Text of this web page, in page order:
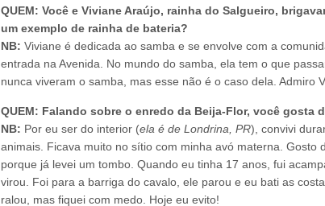
QUEM: Você e Viviane Araújo, rainha do Salgueiro,
um exemplo de rainha de bateria?
NB: Viviane é dedicada ao samba e se envolve com a
entrada na Avenida. No mundo do samba, ela tem o que
nunca viveram o samba, mas esse não é o caso dela. Admiro
QUEM: Falando sobre o enredo da Beija-Flor, você gosta
NB: Por eu ser do interior (ela é de Londrina, PR), convivi
animais. Ficava muito no sítio com minha avó materna. Gosto
porque já levei um tombo. Quando eu tinha 17 anos, fui
virou. Foi para a barriga do cavalo, ele parou e eu bati as
ralou, mas fiquei com medo. Hoje eu evito!